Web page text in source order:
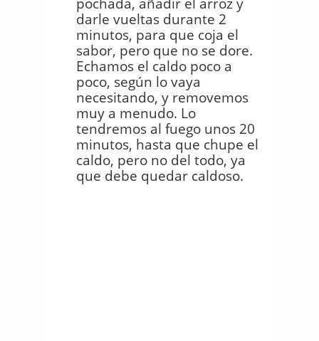
darle vueltas durante 2
minutos, para que coja el
sabor, pero que no se dore.
Echamos el caldo poco a
poco, según lo vaya
necesitando, y removemos
muy a menudo. Lo
tendremos al fuego unos 20
minutos, hasta que chupe el
caldo, pero no del todo, ya
que debe quedar caldoso.